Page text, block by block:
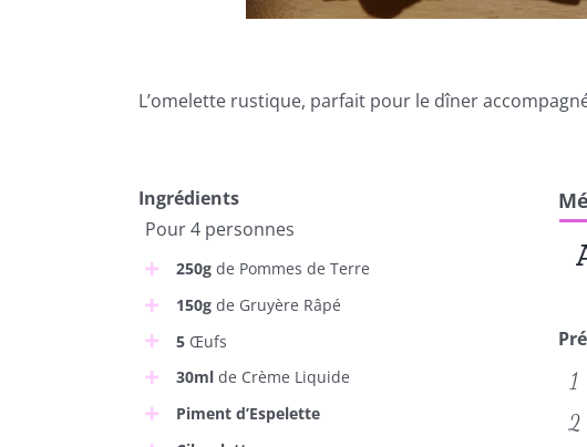
L’omelette rustique, parfait pour le dîner
Ingrédients
Pour 4 personnes
250gde Pommes de Terre
150gde Gruyère Râpé
5Œufs
30mlde Crème Liquide
Piment d’Espelette